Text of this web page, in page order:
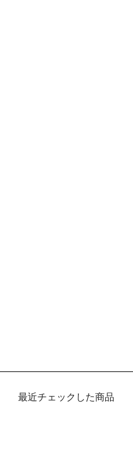
最近チェックした商品